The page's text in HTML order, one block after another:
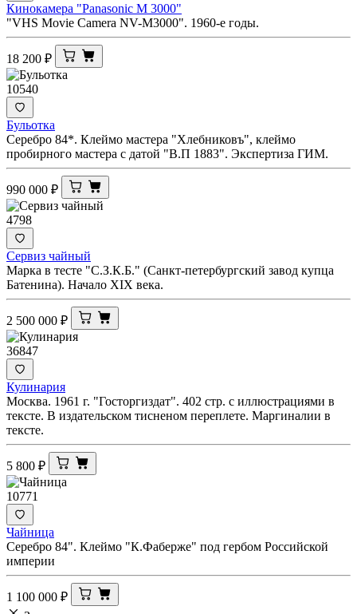
Кинокамера "Panasonic M 3000"
"VHS Movie Camera NV-M3000". 1960-е годы.
18 200 ₽
10540
Бульотка
Серебро 84*. Клеймо мастера "Хлебниковъ", клеймо
пробирного мастера с датой "В.П 1883". Экспертиза ГИМ.
990 000 ₽
4798
Сервиз чайный
Марка в тесте "С.З.К.Б." (Санкт-петербургский завод купца
Батенина). Начало XIX века.
2 500 000 ₽
36847
Кулинария
Москва. 1961 г. "Госторгиздат". 402 стр. с иллюстрациями в
тексте. В издательском тисненом переплете. Маргиналии в
тексте.
5 800 ₽
10771
Чайница
Серебро 84". Клеймо "К.Фаберже" под гербом Российской
империи
1 100 000 ₽